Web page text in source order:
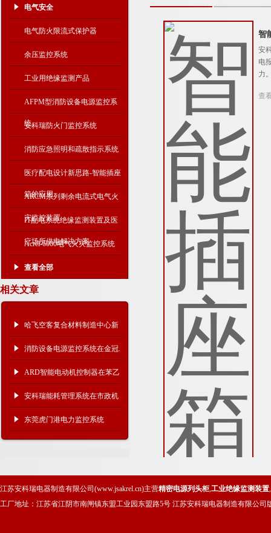
电气安全
电气防火限流式保护器
余压监控系统
工业用绝缘监测产品
AFPM型消防设备电源监控系
统
安科瑞防火门监控系统
消防应急照明和疏散指示系统
医疗配电设计新思路-智能插座
箱的应用
ARCM系列剩余电流式电气火
灾监控装置
IT配电系统绝缘监测装置及医
疗场所供电解决方案
Acrel-6000电气火灾监控系统
查看全部
相关文章
哈飞空客复合材料制造中心新
厂房电力监控系统
消防设备电源监控系统在金冠.
水岸华府项目中的应用
ARD智能电动机控制器在苯乙
烯生产过程中的应用
安科瑞能耗管理系统在市政机
关（镇江检察Y）的应用
东莞虎门港电力监控系统
智
安
电
力
查
江苏安科瑞电器制造有限公司(www.jsakrel.cn)主营精密电源列头柜,工业绝缘监测装置,
工厂地址：江苏省江阴市南闸镇东盟工业园东盟路5号 江苏安科瑞电器制造有限公司